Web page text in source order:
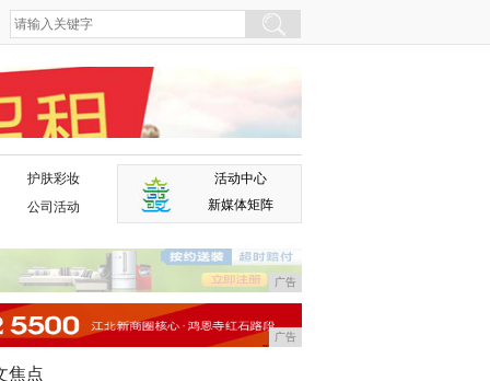
护肤彩妆
公司活动
活动中心
新媒体矩阵
广告
广告
焦点